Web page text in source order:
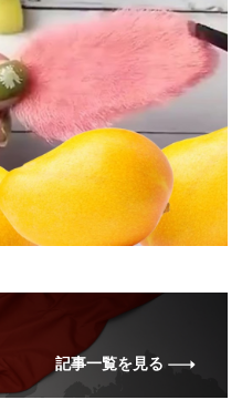
記事一覧を見る